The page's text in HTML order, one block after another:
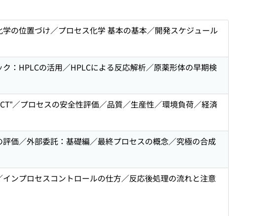
の位置づけ／プロセス化学 基本の基本／開発スケジュール
：HPLCの活用／HPLCによる反応解析／原薬形体の早期検
／プロセスの安全性評価／品質／生産性／環境負荷／経済
価／外部委託：基礎編／最終プロセスの概念／究極の合成
ンプロセスコントロールの仕方／反応後処理の流れと注意